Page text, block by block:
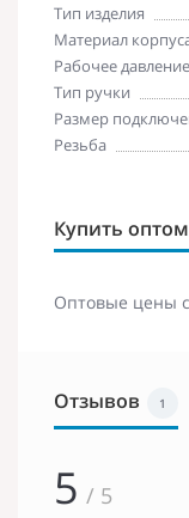
Тип изделия
Материал
Рабочее
Тип ручки
Размер
Резьба
Купить
Оптовые цены
Отзывов 1
5 / 5